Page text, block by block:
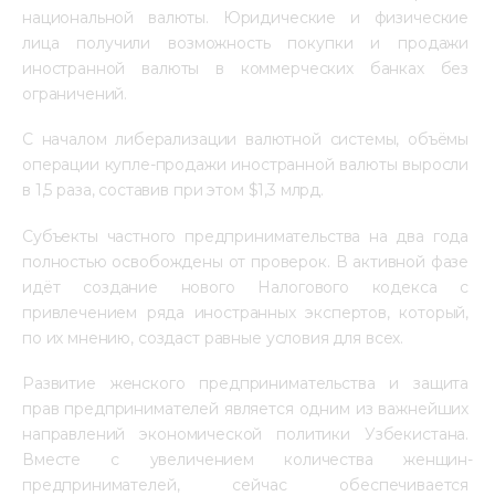
национальной валюты. Юридические и физические
лица получили возможность покупки и продажи
иностранной валюты в коммерческих банках без
ограничений.
С началом либерализации валютной системы, объёмы
операции купле-продажи иностранной валюты выросли
в 1,5 раза, составив при этом $1,3 млрд.
Субъекты частного предпринимательства на два года
полностью освобождены от проверок. В активной фазе
идёт создание нового Налогового кодекса с
привлечением ряда иностранных экспертов, который,
по их мнению, создаст равные условия для всех.
Развитие женского предпринимательства и защита
прав предпринимателей является одним из важнейших
направлений экономической политики Узбекистана.
Вместе с увеличением количества женщин-
предпринимателей, сейчас обеспечивается